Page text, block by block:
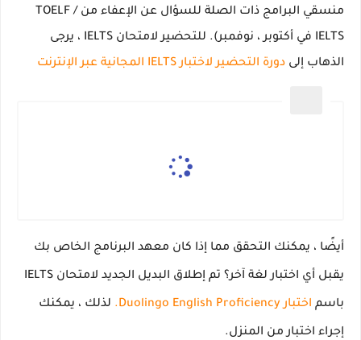
منسقي البرامج ذات الصلة للسؤال عن الإعفاء من TOELF /
IELTS في أكتوبر ، نوفمبر).
للتحضير لامتحان IELTS ، يرجى
الذهاب إلى دورة التحضير لاختبار IELTS المجانية عبر الإنترنت
أيضًا ، يمكنك التحقق مما إذا كان معهد البرنامج الخاص بك
يقبل أي اختبار لغة آخر؟ تم إطلاق البديل الجديد لامتحان IELTS
باسم اختبار Duolingo English Proficiency. لذلك ، يمكنك
إجراء اختبار من المنزل.